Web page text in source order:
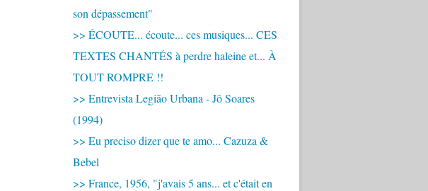
son dépassement"
>> ÉCOUTE... écoute... ces musiques... CES
TEXTES CHANTÉS à perdre haleine et... À
TOUT ROMPRE !!
>> Entrevista Legião Urbana - Jô Soares
(1994)
>> Eu preciso dizer que te amo... Cazuza &
Bebel
>> France, 1956, "j'avais 5 ans... et c'était en